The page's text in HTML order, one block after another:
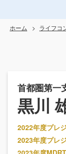
ホーム ライフコ
首都圏第一
黒川
2022年度プレ
2023年度プレ